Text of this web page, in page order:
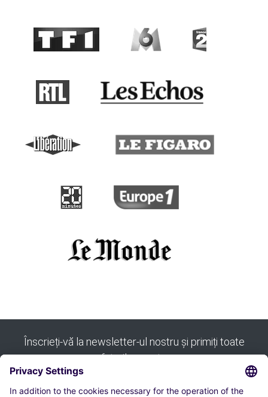
Înscrieți-vă la newsletter-ul nostru și primiți toate
sfaturile noastre: